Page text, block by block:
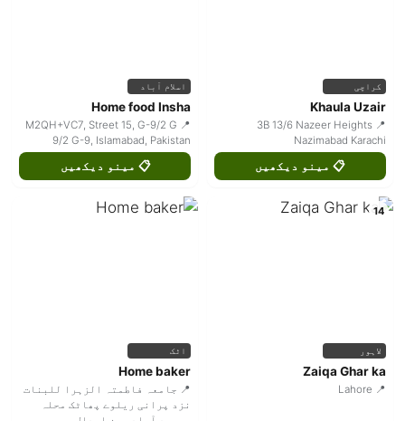
کراچی
Khaula Uzair
📍 3B 13/6 Nazeer Heights
Nazimabad Karachi
📋 مینو دیکھیں
اسلام آباد
Home food Insha
📍 M2QH+VC7, Street 15, G-9/2 G
9/2 G-9, Islamabad, Pakistan
📋 مینو دیکھیں
14
لاہور
Zaiqa Ghar ka
📍 Lahore
اٹک
Home baker
📍 جامعہ فاطمتہ الزہرا للبنات
نزد پرانی ریلوے پھاٹک محلہ